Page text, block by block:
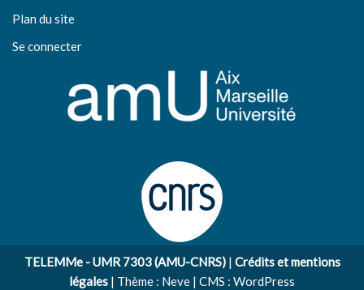
Plan du site
Se connecter
TELEMMe - UMR 7303 (AMU-CNRS)| Crédits et mentions
légales | Thème : Neve | CMS : WordPress